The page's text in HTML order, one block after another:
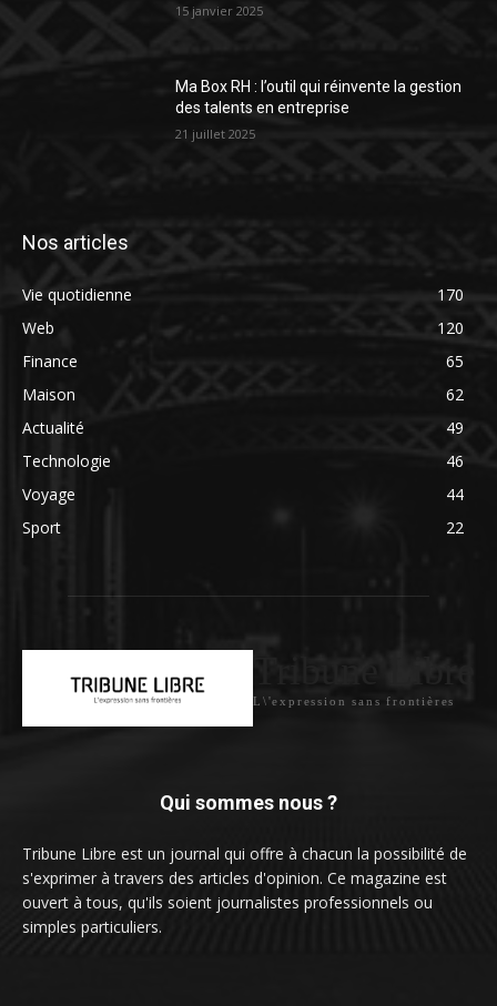
15 janvier 2025
Ma Box RH : l’outil qui réinvente la gestion
des talents en entreprise
21 juillet 2025
Nos articles
Vie quotidienne
170
Web
120
Finance
65
Maison
62
Actualité
49
Technologie
46
Voyage
44
Sport
22
Tribune Libre
L\'expression sans frontières
Qui sommes nous ?
Tribune Libre est un journal qui offre à chacun la possibilité de
s'exprimer à travers des articles d'opinion. Ce magazine est
ouvert à tous, qu'ils soient journalistes professionnels ou
simples particuliers.